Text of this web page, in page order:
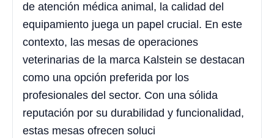
de atención médica animal, la calidad del
equipamiento juega un papel crucial. En este
contexto, las mesas de operaciones
veterinarias de la marca Kalstein se destacan
como una opción preferida por los
profesionales del sector. Con una sólida
reputación por su durabilidad y funcionalidad,
estas mesas ofrecen soluci